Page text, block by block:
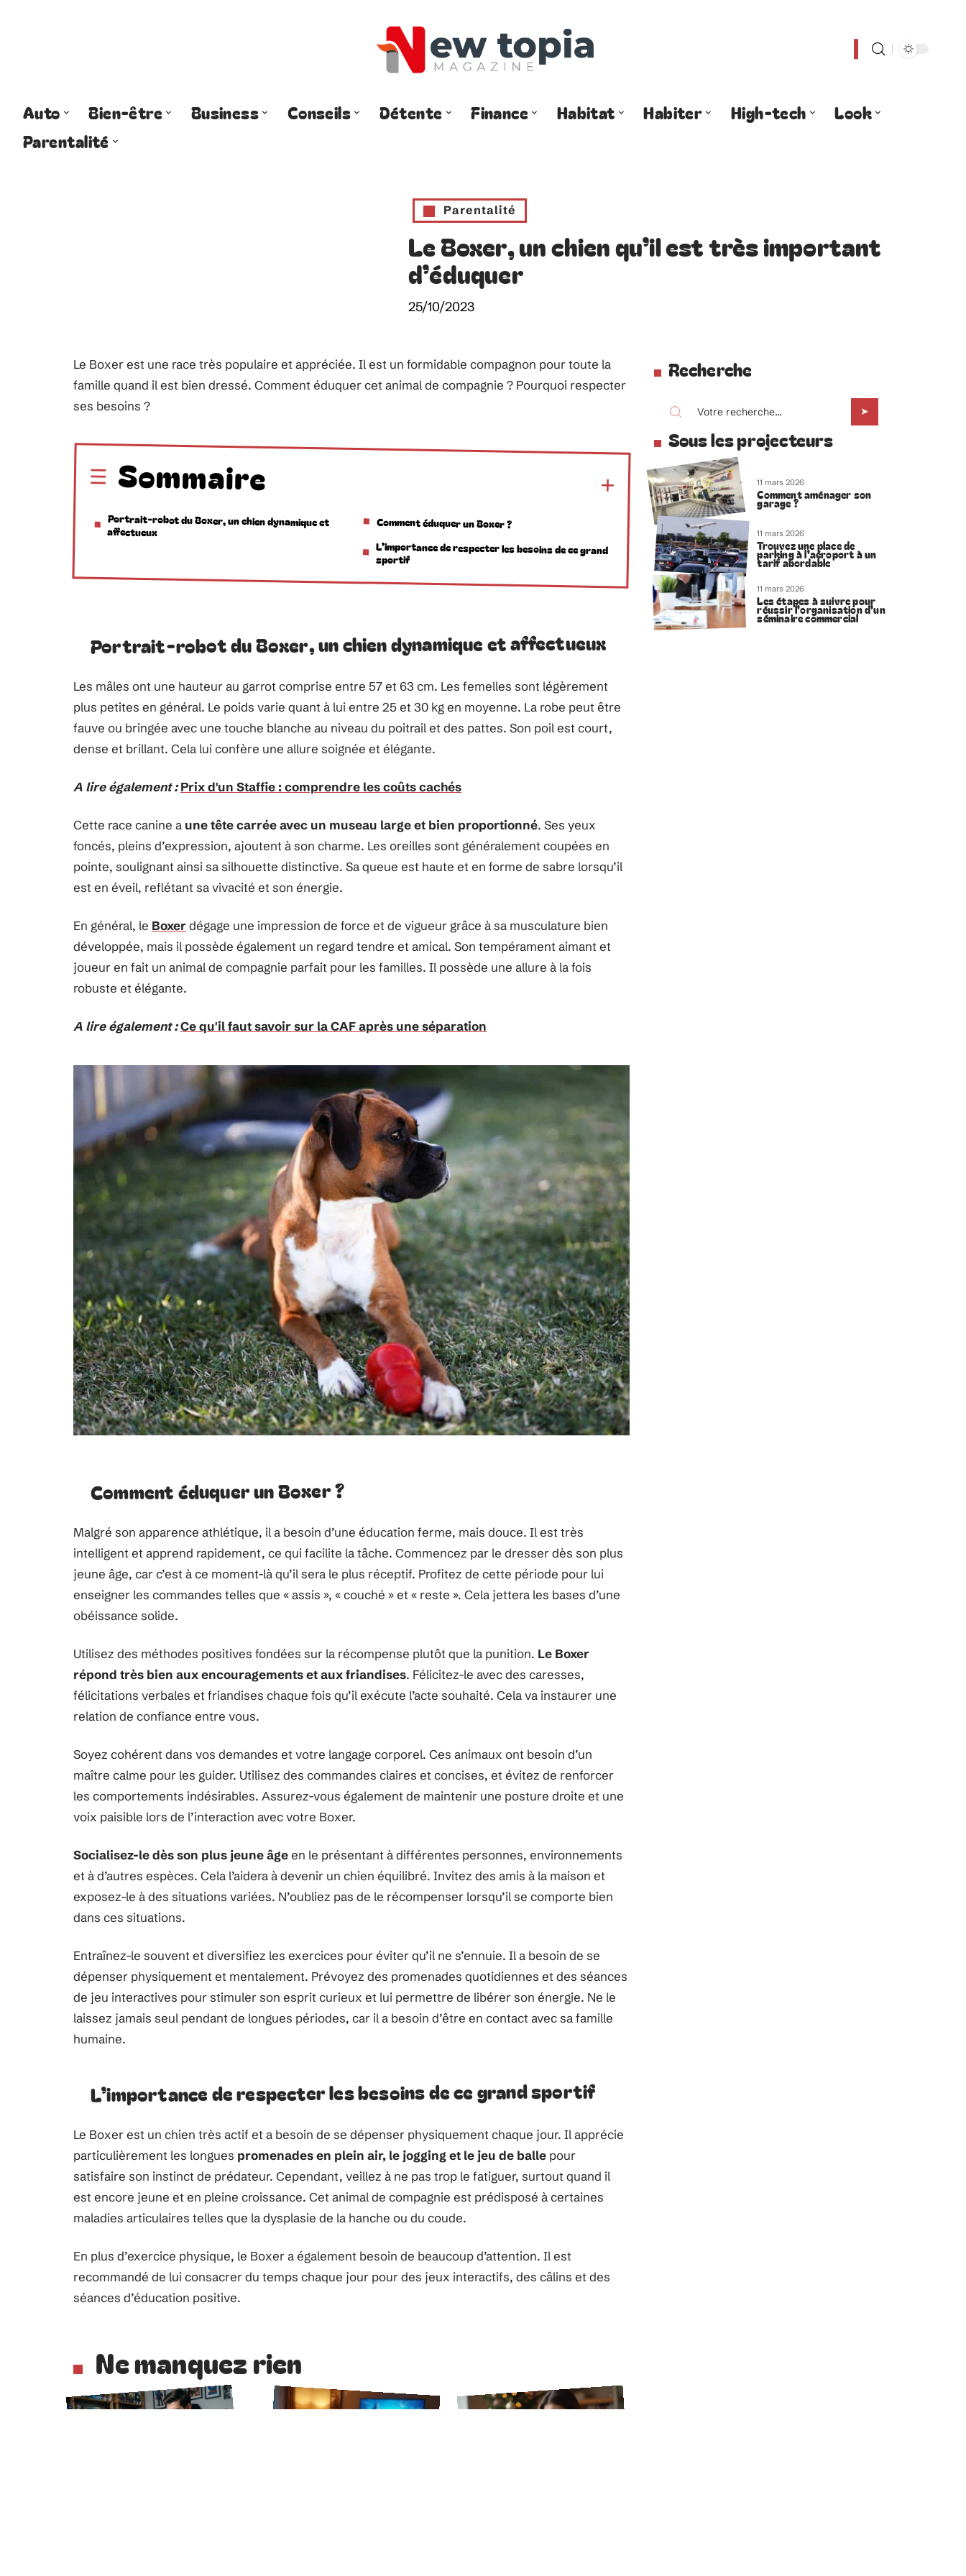
Auto Bien-être Business Conseils Détente Finance Habitat Habiter High-tech
Look
Parentalité
Parentalité
Le Boxer, un chien qu’il est très important
d’éduquer
25/10/2023
Le Boxer est une race très populaire et appréciée. Il est un formidable compagnon pour toute la
famille quand il est bien dressé. Comment éduquer cet animal de compagnie ? Pourquoi respecter
ses besoins ?
Sommaire
Portrait-robot du Boxer, un chien dynamique et
affectueux
Comment éduquer un Boxer ?
L’importance de respecter les besoins de ce grand
sportif
Portrait-robot du Boxer, un chien dynamique et affectueux
Les mâles ont une hauteur au garrot comprise entre 57 et 63 cm. Les femelles sont légèrement
plus petites en général. Le poids varie quant à lui entre 25 et 30 kg en moyenne. La robe peut être
fauve ou bringée avec une touche blanche au niveau du poitrail et des pattes. Son poil est court,
dense et brillant. Cela lui confère une allure soignée et élégante.
A lire également : Prix d'un Staffie : comprendre les coûts cachés
Cette race canine a une tête carrée avec un museau large et bien proportionné. Ses yeux
foncés, pleins d’expression, ajoutent à son charme. Les oreilles sont généralement coupées en
pointe, soulignant ainsi sa silhouette distinctive. Sa queue est haute et en forme de sabre lorsqu’il
est en éveil, reflétant sa vivacité et son énergie.
En général, le Boxerdégage une impression de force et de vigueur grâce à sa musculature bien
développée, mais il possède également un regard tendre et amical. Son tempérament aimant et
joueur en fait un animal de compagnie parfait pour les familles. Il possède une allure à la fois
robuste et élégante.
A lire également :Ce qu'il faut savoir sur la CAF après une séparation
Comment éduquer un Boxer ?
Malgré son apparence athlétique, il a besoin d’une éducation ferme, mais douce. Il est très
intelligent et apprend rapidement, ce qui facilite la tâche. Commencez par le dresser dès son plus
jeune âge, car c’est à ce moment-là qu’il sera le plus réceptif. Profitez de cette période pour lui
enseigner les commandes telles que « assis », « couché » et « reste ». Cela jettera les bases d’une
obéissance solide.
Utilisez des méthodes positives fondées sur la récompense plutôt que la punition. Le Boxer
répond très bien aux encouragements et aux friandises. Félicitez-le avec des caresses,
félicitations verbales et friandises chaque fois qu’il exécute l’acte souhaité. Cela va instaurer une
relation de confiance entre vous.
Soyez cohérent dans vos demandes et votre langage corporel. Ces animaux ont besoin d’un
maître calme pour les guider. Utilisez des commandes claires et concises, et évitez de renforcer
les comportements indésirables. Assurez-vous également de maintenir une posture droite et une
voix paisible lors de l’interaction avec votre Boxer.
Socialisez-le dès son plus jeune âgeen le présentant à différentes personnes, environnements
et à d’autres espèces. Cela l’aidera à devenir un chien équilibré. Invitez des amis à la maison et
exposez-le à des situations variées. N’oubliez pas de le récompenser lorsqu’il se comporte bien
dans ces situations.
Entraînez-le souvent et diversifiez les exercices pour éviter qu’il ne s’ennuie. Il a besoin de se
dépenser physiquement et mentalement. Prévoyez des promenades quotidiennes et des séances
de jeu interactives pour stimuler son esprit curieux et lui permettre de libérer son énergie. Ne le
laissez jamais seul pendant de longues périodes, car il a besoin d’être en contact avec sa famille
humaine.
L’importance de respecter les besoins de ce grand sportif
Le Boxer est un chien très actif et a besoin de se dépenser physiquement chaque jour. Il apprécie
particulièrement les longues promenades en plein air, le jogging et le jeu de balle pour
satisfaire son instinct de prédateur. Cependant, veillez à ne pas trop le fatiguer, surtout quand il
est encore jeune et en pleine croissance. Cet animal de compagnie est prédisposé à certaines
maladies articulaires telles que la dysplasie de la hanche ou du coude.
En plus d’exercice physique, le Boxer a également besoin de beaucoup d’attention. Il est
recommandé de lui consacrer du temps chaque jour pour des jeux interactifs, des câlins et des
séances d’éducation positive.
Ne manquez rien
Recherche
Sous les projecteurs
11 mars 2026
Comment aménager son
garage ?
11 mars 2026
Trouvez une place de
parking à l’aéroport à un
tarif abordable
11 mars 2026
Les étapes à suivre pour
réussir l’organisation d’un
séminaire commercial